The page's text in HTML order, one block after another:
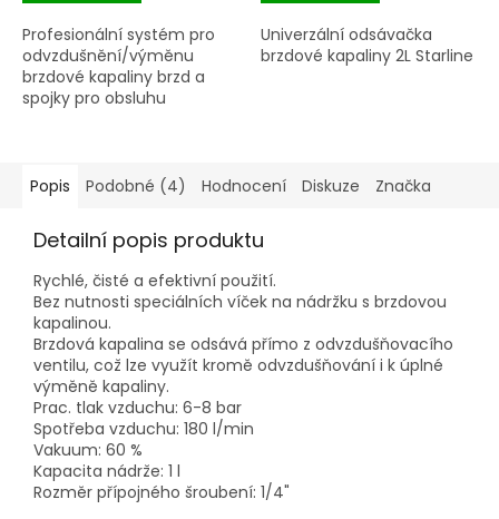
Profesionální systém pro
odvzdušnění/výměnu
brzdové kapaliny brzd a
spojky pro obsluhu
Univerzální odsávačka
brzdové kapaliny 2L Starline
Popis Podobné (4) Hodnocení Diskuze Značka
Detailní popis produktu
Rychlé, čisté a efektivní použití.
Bez nutnosti speciálních víček na nádržku s brzdovou
kapalinou.
Brzdová kapalina se odsává přímo z odvzdušňovacího
ventilu, což lze využít kromě odvzdušňování i k úplné
výměně kapaliny.
Prac. tlak vzduchu: 6-8 bar
Spotřeba vzduchu: 180 l/min
Vakuum: 60 %
Kapacita nádrže: 1 l
Rozměr přípojného šroubení: 1/4"